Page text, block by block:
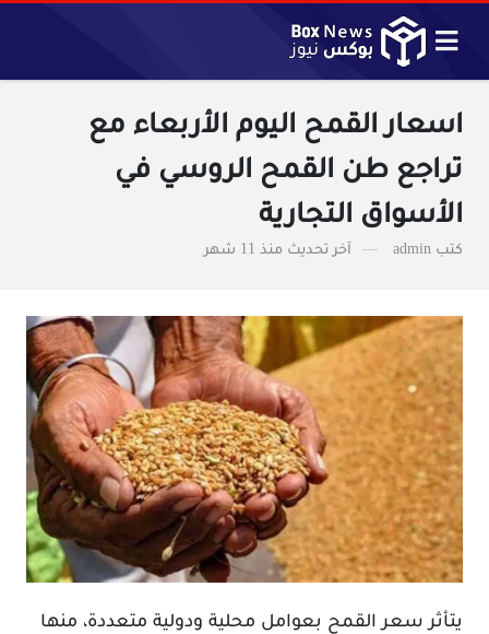
اسعار القمح اليوم الأربعاء مع
تراجع طن القمح الروسي في
الأسواق التجارية
كتب admin آخر تحديث منذ 11 شهر
يتأثر سعر القمح بعوامل محلية ودولية متعددة، منها